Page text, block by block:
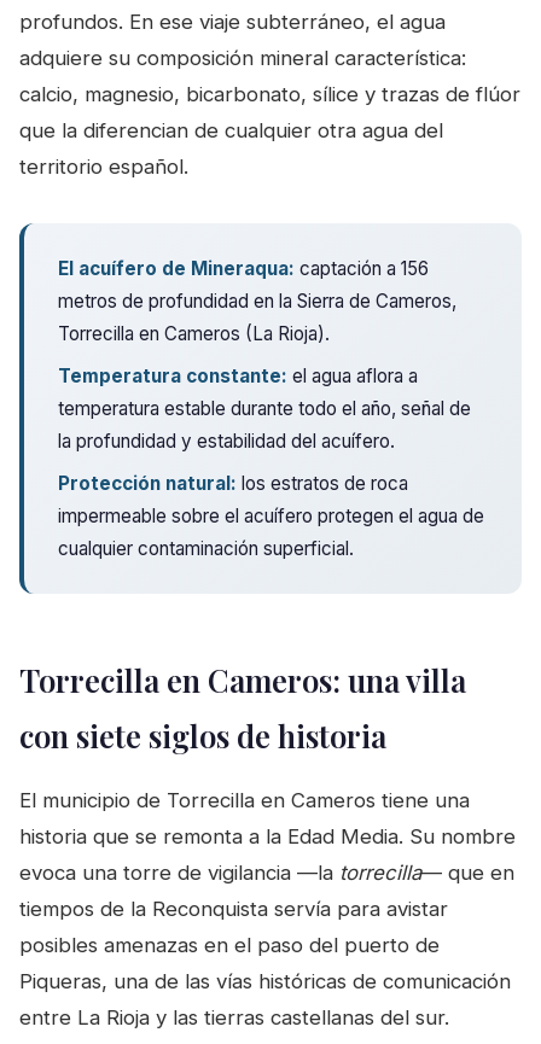
profundos. En ese viaje subterráneo, el agua
adquiere su composición mineral característica:
calcio, magnesio, bicarbonato, sílice y trazas de flúor
que la diferencian de cualquier otra agua del
territorio español.
El acuífero de Mineraqua: captación a 156
metros de profundidad en la Sierra de Cameros,
Torrecilla en Cameros (La Rioja).
Temperatura constante: el agua aflora a
temperatura estable durante todo el año, señal de
la profundidad y estabilidad del acuífero.
Protección natural: los estratos de roca
impermeable sobre el acuífero protegen el agua de
cualquier contaminación superficial.
Torrecilla en Cameros: una villa
con siete siglos de historia
El municipio de Torrecilla en Cameros tiene una
historia que se remonta a la Edad Media. Su nombre
evoca una torre de vigilancia —la torrecilla— que en
tiempos de la Reconquista servía para avistar
posibles amenazas en el paso del puerto de
Piqueras, una de las vías históricas de comunicación
entre La Rioja y las tierras castellanas del sur.